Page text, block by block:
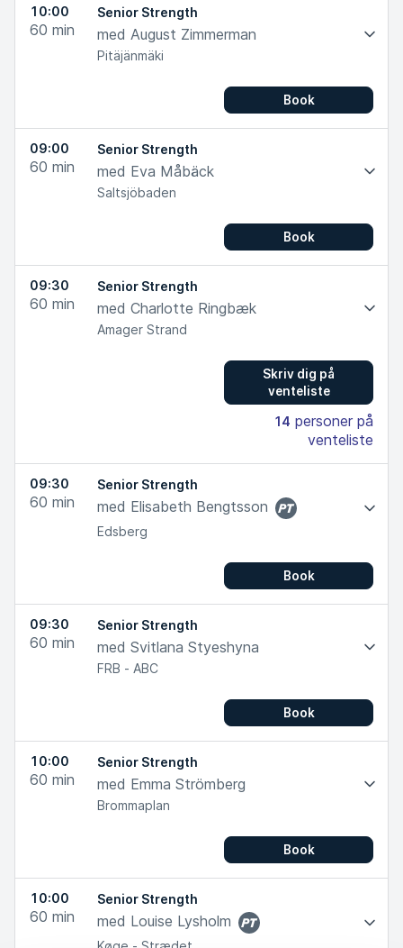
10:00
60 min
Senior Strength
med August Zimmerman
Pitäjänmäki
Book
09:00
60 min
Senior Strength
med Eva Måbäck
Saltsjöbaden
Book
09:30
60 min
Senior Strength
med Charlotte Ringbæk
Amager Strand
Skriv dig på
venteliste
14 personer på
venteliste
09:30
60 min
Senior Strength
med Elisabeth Bengtsson
Edsberg
Book
09:30
60 min
Senior Strength
med Svitlana Styeshyna
FRB - ABC
Book
10:00
60 min
Senior Strength
med Emma Strömberg
Brommaplan
Book
10:00
60 min
Senior Strength
med Louise Lysholm